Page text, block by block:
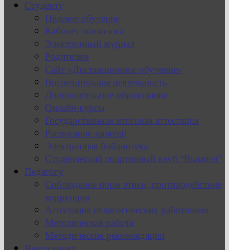
Студенту
Целевое обучение
Кабинет психолога
Электронный журнал
Родителям
Сайт «Дистанционное обучение»
Воспитательная деятельность
Дополнительное образование
Онлайн-курсы
Государственная итоговая аттестация
Расписание занятий
Электронная библиотека
Студенческий спортивный клуб “Вымпел”
Педагогу
Соблюдение норм этики, противодействие
коррупции
Аттестация педагогических работников
Методическая работа
Методические рекомендации